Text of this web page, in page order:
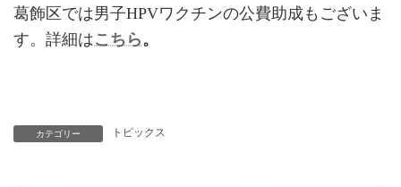
葛飾区では男子HPVワクチンの公費助成もございま
す。詳細はこちら 。
カテゴリー トピックス